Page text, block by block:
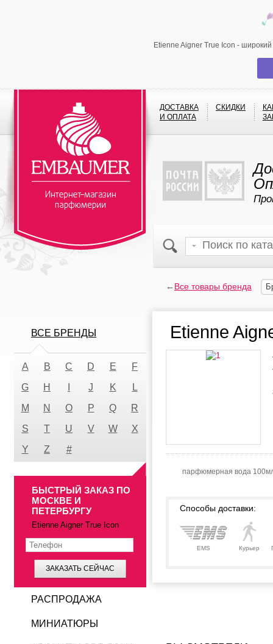
Etienne Aigner True Icon -
ДОСТАВКА
И ОПЛАТА
СКИДКИ
←Все товары бренда
Etienne
парфюмерная вода
Способы доставки:
EMS Курьер
ВСЕ БРЕНДЫ
A B C D E
F
G
H J K
L
M
N O P Q
R
S
T U V W
X
Y
Z #
БЫСТРЫЙ ЗАКАЗ ПО
МОСКВЕ И
ПЕТЕРБУРГУ
Etienne Aigner True Icon
ЗАКАЗАТЬ СЕЙЧАС
РАСПРОДАЖА
МИНИАТЮРЫ